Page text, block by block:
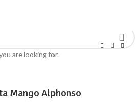
Mango Alphonso
are looking for.